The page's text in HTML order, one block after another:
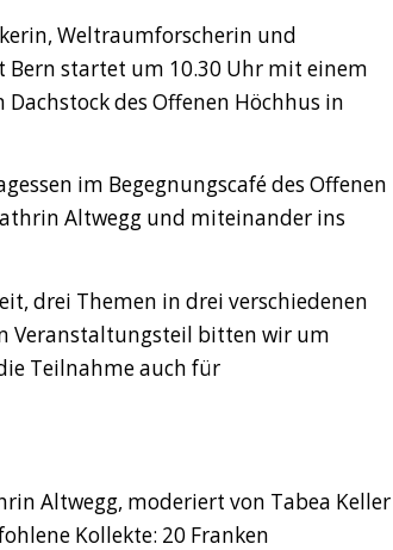
Weltraumforscherin und
Bern startet um 10.30 Uhr mit einem
des Offenen Höchhus in
im Begegnungscafé des Offenen
Altwegg und miteinander ins
drei Themen in drei verschiedenen
Veranstaltungsteil bitten wir um
Teilnahme auch für
Altwegg, moderiert von Tabea Keller
Kollekte: 20 Franken